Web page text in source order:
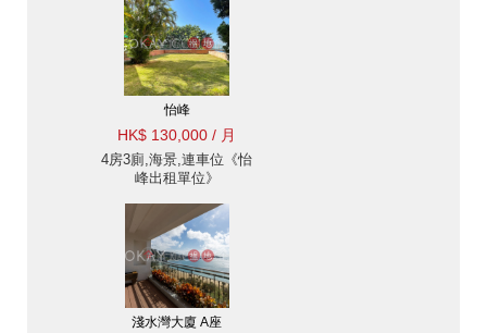
怡峰
HK$ 130,000 / 月
4房3廁,海景,連車位《怡
峰出租單位》
淺水灣大廈 A座